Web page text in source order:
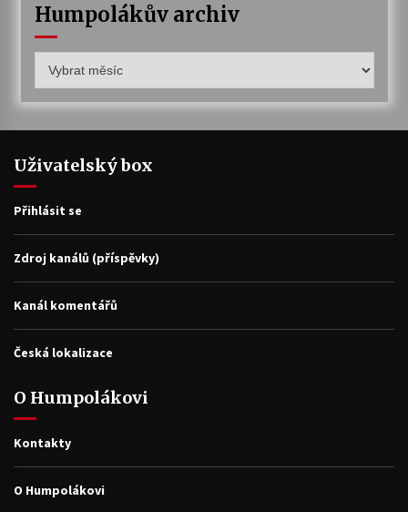
Humpolákův archiv
archiv
Uživatelský box
Přihlásit se
Zdroj kanálů (příspěvky)
Kanál komentářů
Česká lokalizace
O Humpolákovi
Kontakty
O Humpolákovi